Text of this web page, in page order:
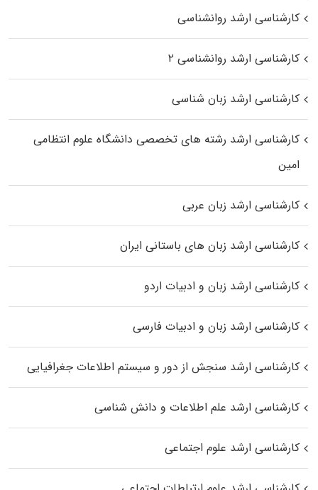
کارشناسی ارشد روانشناسی
کارشناسی ارشد روانشناسی ۲
کارشناسی ارشد زبان شناسی
کارشناسی ارشد رﺷﺘﻪ ﻫﺎی تخصصی داﻧﺸﮕﺎه ﻋﻠﻮم انتظامی
اﻣﻴﻦ
کارشناسی ارشد زبان عربی
کارشناسی ارشد زبان‌ های باستانی ایران
کارشناسی ارشد زبان و ادبیات اردو
کارشناسی ارشد زبان و ادبیات فارسی
کارشناسی ارشد سنجش از دور و سیستم اطلاعات جغرافیایی
کارشناسی ارشد علم اطلاعات و دانش شناسی
کارشناسی ارشد علوم اجتماعی